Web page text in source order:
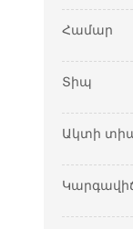
Համար
Տիպ
Ակտի